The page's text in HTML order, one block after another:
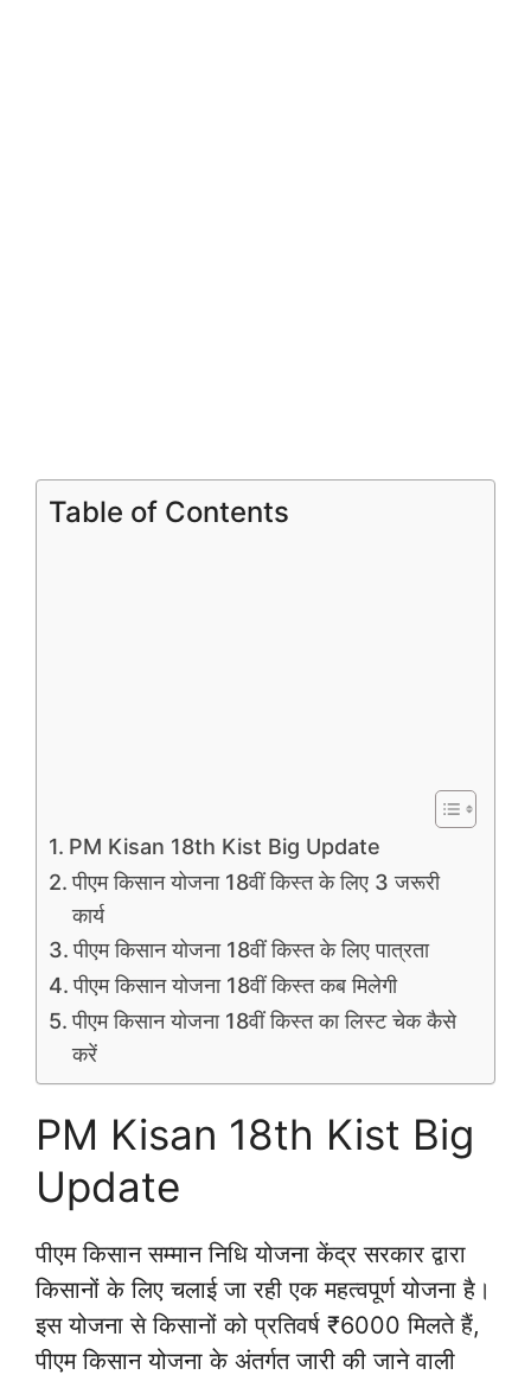
Table of Contents
PM Kisan 18th Kist Big Update
पीएम किसान योजना 18वीं किस्त के लिए 3 जरूरी
कार्य
पीएम किसान योजना 18वीं किस्त के लिए पात्रता
पीएम किसान योजना 18वीं किस्त कब मिलेगी
पीएम किसान योजना 18वीं किस्त का लिस्ट चेक कैसे
करें
PM Kisan 18th Kist Big
Update
पीएम किसान सम्मान निधि योजना केंद्र सरकार द्वारा
किसानों के लिए चलाई जा रही एक महत्वपूर्ण योजना है।
इस योजना से किसानों को प्रतिवर्ष ₹6000 मिलते हैं,
पीएम किसान योजना के अंतर्गत जारी की जाने वाली